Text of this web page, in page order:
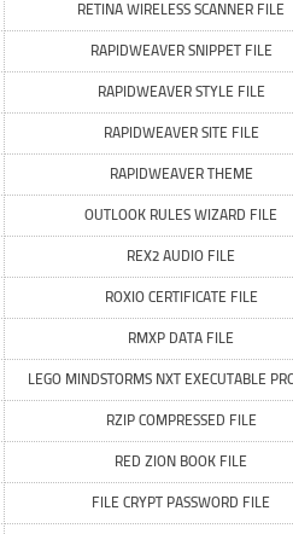
RETINA WIRELESS SCANNER FILE
RAPIDWEAVER SNIPPET FILE
RAPIDWEAVER STYLE FILE
RAPIDWEAVER SITE FILE
RAPIDWEAVER THEME
OUTLOOK RULES WIZARD FILE
REX2 AUDIO FILE
ROXIO CERTIFICATE FILE
RMXP DATA FILE
LEGO MINDSTORMS NXT EXECUTABLE
RZIP COMPRESSED FILE
RED ZION BOOK FILE
FILE CRYPT PASSWORD FILE